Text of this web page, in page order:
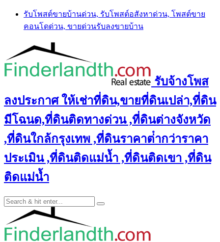
Skip
content
รับโพสต์ขายบ้านด่วน, รับโพสต์อสังหาด่วน, โพสต์ขาย
คอนโดด่วน, ขายด่วนรับลงขายบ้าน
รับจ้างโพส
ลงประกาศ ให้เช่าที่ดิน,ขายที่ดินเปล่า,ที่ดิน
มีโฉนด,ที่ดินติดทางด่วน ,ที่ดินต่างจังหวัด
,ที่ดินใกล้กรุงเทพ ,ที่ดินราคาต่ํากว่าราคา
ประเมิน ,ที่ดินติดแม่น้ำ ,ที่ดินติดเขา ,ที่ดิน
ติดแม่น้ำ